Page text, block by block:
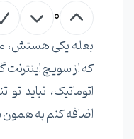
0
که از سویچ اینترنت
اتوماتیک، نباید
اضافه کنم به همون